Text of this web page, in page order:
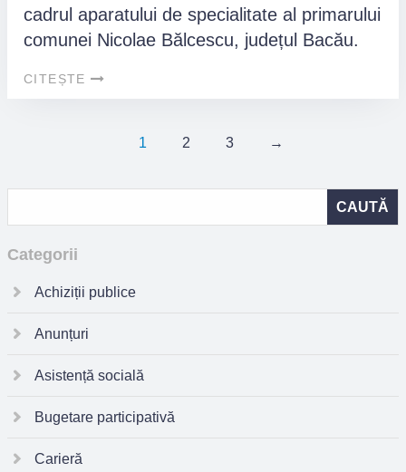
cadrul aparatului de specialitate al primarului
comunei Nicolae Bălcescu, județul Bacău.
CITEȘTE
1 2 3 →
Categorii
Achiziții publice
Anunțuri
Asistență socială
Bugetare participativă
Carieră